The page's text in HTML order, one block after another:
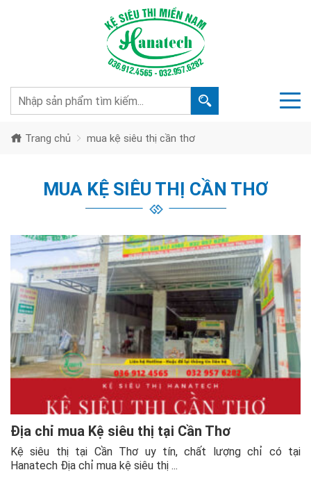
Trang chủ mua kệ siêu thị cần thơ
MUA KỆ SIÊU THỊ CẦN THƠ
Địa chỉ mua Kệ siêu thị tại Cần Thơ
Kệ siêu thị tại Cần Thơ uy tín, chất lượng chỉ có tại
Hanatech Địa chỉ mua kệ siêu thị ...